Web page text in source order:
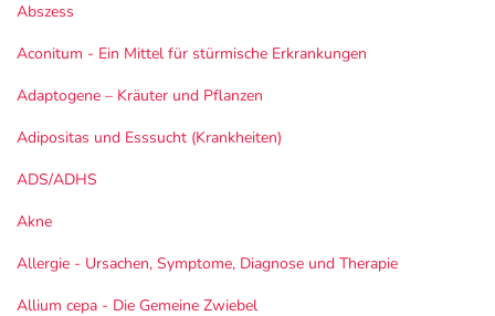
Abszess
Aconitum - Ein Mittel für stürmische Erkrankungen
Adaptogene – Kräuter und Pflanzen
Adipositas und Esssucht (Krankheiten)
ADS/ADHS
Akne
Allergie - Ursachen, Symptome, Diagnose und Therapie
Allium cepa - Die Gemeine Zwiebel